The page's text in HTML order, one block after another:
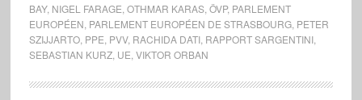
BAY, NIGEL FARAGE OTHMAR KARAS, ÖVP, PARLEMENT
EUROPÉEN PARLEMENT EUROPÉEN DE STRASBOURG, PETER
SZIJJARTO, PPE PVV, RACHIDA DATI, RAPPORT SARGENTINI,
SEBASTIAN KURZ, UE VIKTOR ORBAN